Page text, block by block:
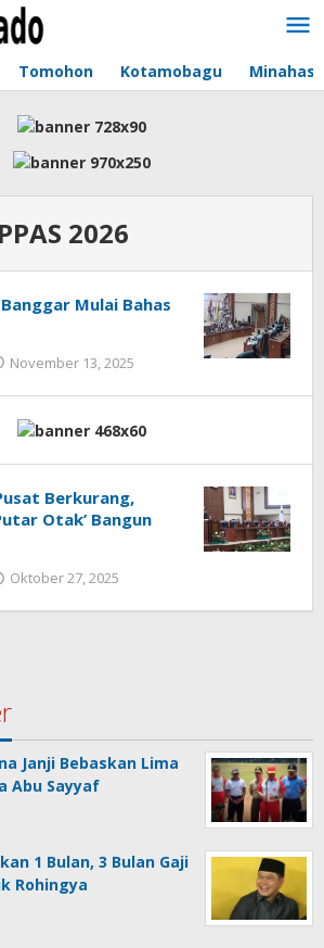
Tomohon Kotamobagu Minahasa
2026
Mulai Bahas
November 13, 2025
Berkurang,
Otak’ Bangun
Oktober 27, 2025
Janji Bebaskan Lima
Abu Sayyaf
1 Bulan, 3 Bulan Gaji
Rohingya